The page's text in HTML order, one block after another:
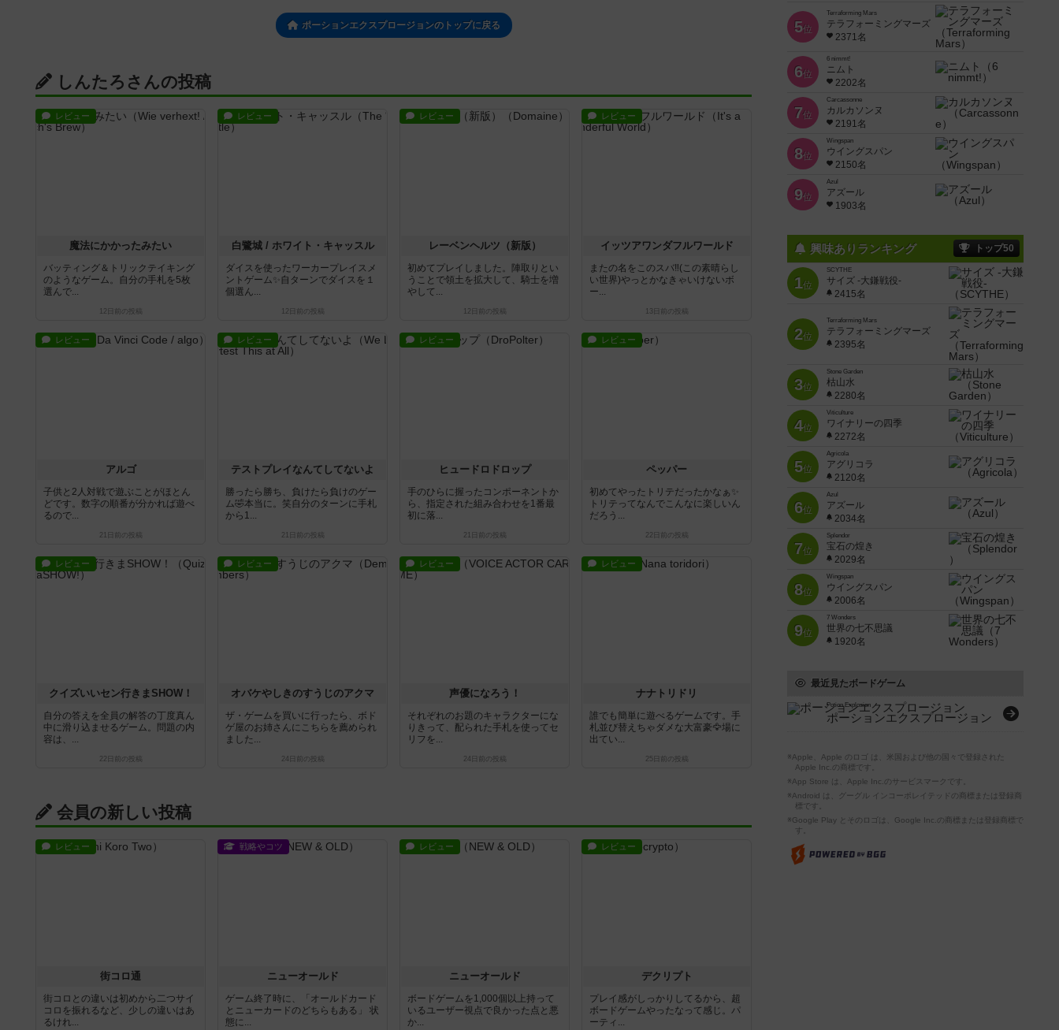
ポーションエクスプロージョンのトップに戻る
しんたろさんの投稿
レビュー
魔法にかかったみたい
バッティング＆トリックテイキング
のようなゲーム。自分の手札を5枚
選んで...
12日前 の投稿
レビュー
白鷺城 / ホワイト・キャッスル
ダイスを使ったワーカープレイスメ
ントゲーム✨自ターンでダイスを１
個選ん...
12日前 の投稿
レビュー
レーベンヘルツ（新版）
初めてプレイしました。陣取りとい
うことで領土を拡大して、騎士を増
やして...
12日前 の投稿
レビュー
イッツアワンダフルワールド
またの名をこのスバ‼️(この素晴らし
い世界)やっとかなきゃいけないボ
ー...
13日前 の投稿
レビュー
アルゴ
子供と2人対戦で遊ぶことがほとん
どです。数字の順番が分かれば遊べ
るので...
21日前 の投稿
レビュー
テストプレイなんてしてないよ
勝ったら勝ち、負けたら負けのゲー
ム🤣本当に。笑自分のターンに手札
から1...
21日前 の投稿
レビュー
ヒュードロドロップ
手のひらに握ったコンポーネントか
ら、指定された組み合わせを1番最
初に落...
21日前 の投稿
レビュー
ペッパー
初めてやったトリテだったかなぁ✨
トリテってなんでこんなに楽しいん
だろう...
22日前 の投稿
レビュー
クイズいいセン行きまSHOW！
自分の答えを全員の解答の丁度真ん
中に滑り込ませるゲーム。問題の内
容は、...
22日前 の投稿
レビュー
オバケやしきのすうじのアクマ
ザ・ゲームを買いに行ったら、ボド
ゲ屋のお姉さんにこちらを薦められ
ました...
24日前 の投稿
レビュー
声優になろう！
それぞれのお題のキャラクターにな
りきって、配られた手札を使ってセ
リフを...
24日前 の投稿
レビュー
ナナトリドリ
誰でも簡単に遊べるゲームです。手
札並び替えちゃダメな大富豪🦅場に
出てい...
25日前 の投稿
会員の新しい投稿
レビュー
街コロ通
街コロとの違いは初めから二つサイ
コロを振れるなど、少しの違いはあ
るけれ...
戦略やコツ
ニューオールド
ゲーム終了時に、「オールドカード
とニューカードのどちらもある」 状
態に...
レビュー
ニューオールド
ボードゲームを1,000個以上持って
いるユーザー視点で良かった点と悪
か...
レビュー
デクリプト
プレイ感がしっかりしてるから、超
ボードゲームやったなって感じ。パ
ーティ...
5位
Terraforming Mars
テラフォーミングマーズ
2371名
6位
6 nimmt!
ニムト
2202名
7位
Carcassonne
カルカソンヌ
2191名
8位
Wingspan
ウイングスパン
2150名
9位
Azul
アズール
1903名
興味ありランキング トップ50
1位
SCYTHE
サイズ -大鎌戦役-
2415名
2位
Terraforming Mars
テラフォーミングマーズ
2395名
3位
Stone Garden
枯山水
2280名
4位
Viticulture
ワイナリーの四季
2272名
5位
Agricola
アグリコラ
2120名
6位
Azul
アズール
2034名
7位
Splendor
宝石の煌き
2029名
8位
Wingspan
ウイングスパン
2006名
9位
7 Wonders
世界の七不思議
1920名
最近見たボードゲーム
Potion Explosion
ポーションエクスプロージョン
※Apple、Apple のロゴ は、米国および他の国々で登録された
Apple Inc.の商標です。
※App Store は、Apple Inc.のサービスマークです。
※Android は、グーグル インコーポレイテッドの商標または登録商
標です。
※Google Play とそのロゴは、Google Inc.の商標または登録商標で
す。